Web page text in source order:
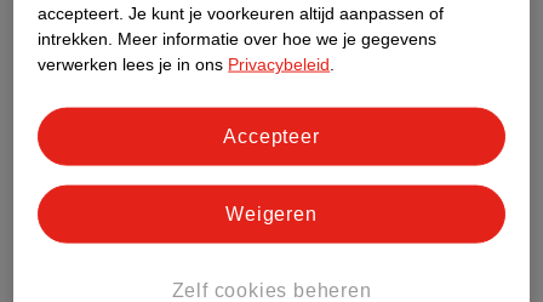
Over Kruidvat
accepteert. Je kunt je voorkeuren altijd aanpassen of
intrekken.
Meer informatie over hoe we je gegevens
verwerken lees je in ons Privacybeleid
Zelf cookies beheren
Weigeren
Accepteer